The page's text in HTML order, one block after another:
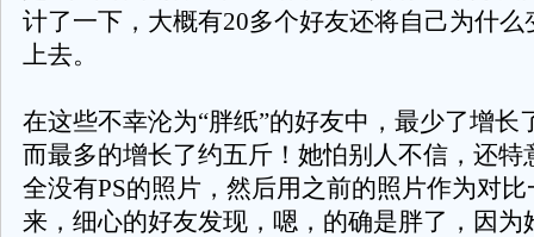
计了一下，大概有20多个好友还将自己为什么
上去。
在这些不幸沦为“胖纸”的好友中，最少了增长
而最多的增长了约五斤！她怕别人不信，还特
全没有PS的照片，然后用之前的照片作为对
来，细心的好友发现，嗯，的确是胖了，因为